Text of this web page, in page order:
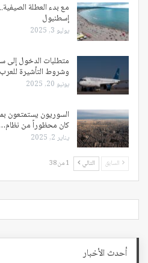
مع بدء العطلة
إسطنبول
يوليو 3, 2025
وشروط التأشيرة
يونيو 20, 2025
السوريون يستمتعون
كان محظوراً من
يناير 2, 2025
السابق التالي 1 من 38
أحدث الأخبار